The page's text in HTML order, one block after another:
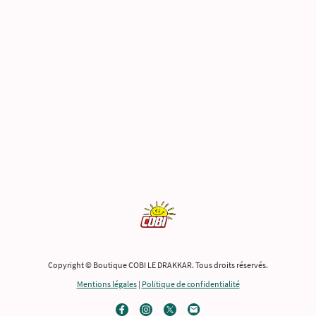
Copyright © Boutique COBI LE DRAKKAR. Tous droits réservés.
Mentions légales| Politique de confidentialité